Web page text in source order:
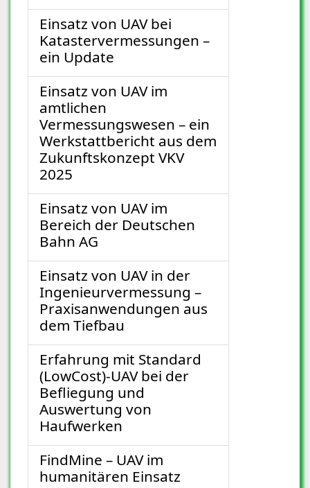
Einsatz von UAV bei
Katastervermessungen –
ein Update
Einsatz von UAV im
amtlichen
Vermessungswesen – ein
Werkstattbericht aus dem
Zukunftskonzept VKV
2025
Einsatz von UAV im
Bereich der Deutschen
Bahn AG
Einsatz von UAV in der
Ingenieurvermessung –
Praxisanwendungen aus
dem Tiefbau
Erfahrung mit Standard
(LowCost)-UAV bei der
Befliegung und
Auswertung von
Haufwerken
FindMine – UAV im
humanitären Einsatz